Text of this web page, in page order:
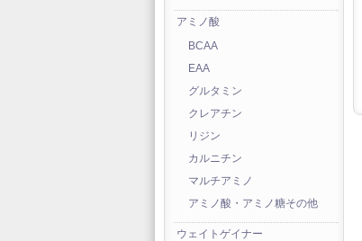
アミノ酸
BCAA
EAA
グルタミン
クレアチン
リジン
カルニチン
マルチアミノ
アミノ酸・アミノ糖その他
ウェイトゲイナー